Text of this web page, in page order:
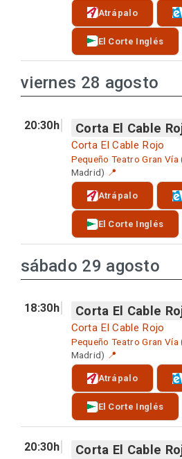
Atrápalo
El Corte Inglés
viernes 28 agosto
20:30h Corta El Cable
Corta El Cable Rojo
Pequeño Teatro Gran Vía
Madrid) 📍
Atrápalo
El Corte Inglés
sábado 29 agosto
18:30h Corta El Cable
Corta El Cable Rojo
Pequeño Teatro Gran Vía
Madrid) 📍
Atrápalo
El Corte Inglés
20:30h Corta El Cable